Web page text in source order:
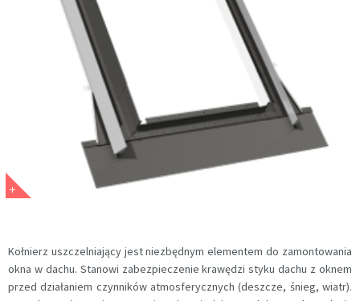
Kołnierz uszczelniający jest niezbędnym elementem do zamontowania
okna w dachu. Stanowi zabezpieczenie krawędzi styku dachu z oknem
przed działaniem czynników atmosferycznych (deszcze, śnieg, wiatr).